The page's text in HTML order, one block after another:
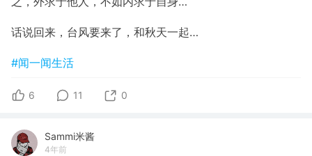
话说回来，台风要来了，和秋天一起…
#闻一闻生活
6 11 0
Sammi米酱
4年前